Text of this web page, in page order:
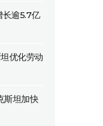
逾5.7亿
优化劳动
斯坦加快